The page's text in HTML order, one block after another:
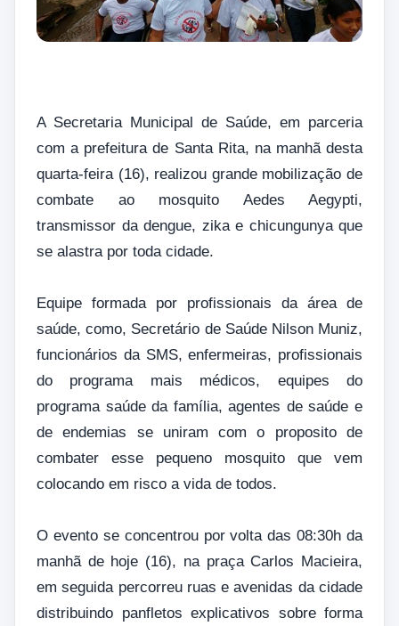
A Secretaria Municipal de Saúde, em parceria
com a prefeitura de Santa Rita, na manhã desta
quarta-feira (16), realizou grande mobilização de
combate ao mosquito Aedes Aegypti,
transmissor da dengue, zika e chicungunya que
se alastra por toda cidade.
Equipe formada por profissionais da área de
saúde, como, Secretário de Saúde Nilson Muniz,
funcionários da SMS, enfermeiras, profissionais
do programa mais médicos, equipes do
programa saúde da família, agentes de saúde e
de endemias se uniram com o proposito de
combater esse pequeno mosquito que vem
colocando em risco a vida de todos.
O evento se concentrou por volta das 08:30h da
manhã de hoje (16), na praça Carlos Macieira,
em seguida percorreu ruas e avenidas da cidade
distribuindo panfletos explicativos sobre forma